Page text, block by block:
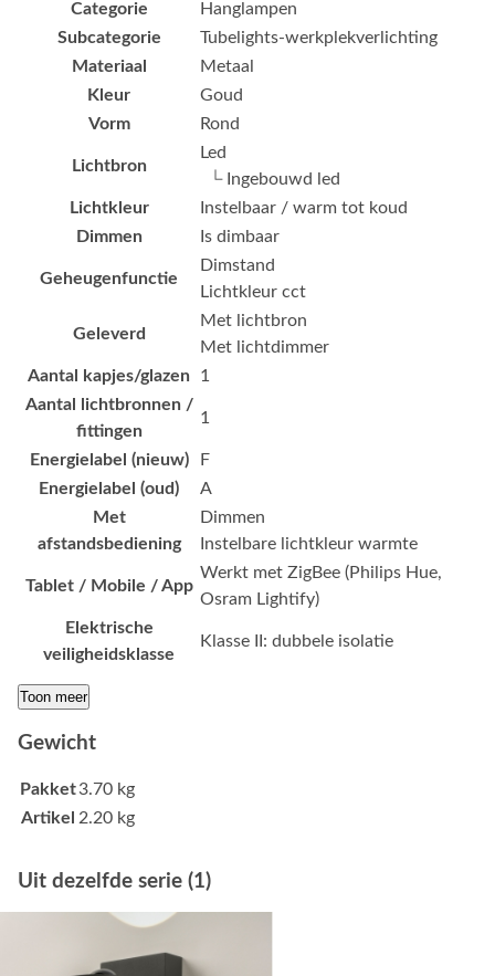
Categorie
Hanglampen
Subcategorie
Tubelights-werkplekverlichting
Materiaal
Metaal
Kleur
Goud
Vorm
Rond
Lichtbron
Led
└ Ingebouwd led
Lichtkleur
Instelbaar / warm tot koud
Dimmen
Is dimbaar
Geheugenfunctie
Dimstand
Lichtkleur cct
Geleverd
Met lichtbron
Met lichtdimmer
Aantal kapjes/glazen
1
Aantal lichtbronnen /
fittingen
1
Energielabel (nieuw)
F
Energielabel (oud)
A
Met
afstandsbediening
Dimmen
Instelbare lichtkleur warmte
Tablet / Mobile / App
Werkt met ZigBee (Philips Hue,
Osram Lightify)
Elektrische
veiligheidsklasse
Klasse II: dubbele isolatie
Toon meer
Gewicht
Pakket3.70 kg
Artikel 2.20 kg
Uit dezelfde serie (1)